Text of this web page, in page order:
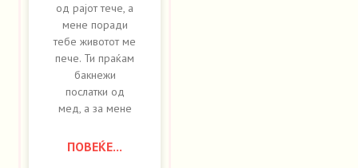
од рајот тече, а
мене поради
тебе животот ме
пече. Ти праќам
бакнежи
послатки од
мед, а за мене
ПОВЕЌЕ...